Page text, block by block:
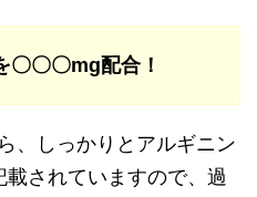
〇〇〇mg配合！
、しっかりとアルギニン
されていますので、過